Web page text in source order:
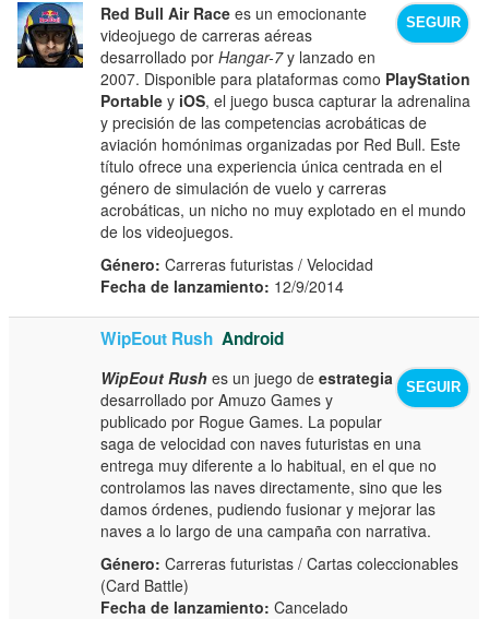
SEGUIR
Red Bull Air Race es un emocionante
videojuego de carreras aéreas
desarrollado porHangar-7y lanzado en
2007. Disponible para plataformas como PlayStation
Portable y iOS, el juego busca capturar la adrenalina
y precisión de las competencias acrobáticas de
aviación homónimas organizadas por Red Bull. Este
título ofrece una experiencia única centrada en el
género de simulación de vuelo y carreras
acrobáticas, un nicho no muy explotado en el mundo
de los videojuegos.
Género: Carreras futuristas / Velocidad
Fecha de lanzamiento: 12/9/2014
WipEout Rush Android
SEGUIR
WipEout Rush es un juego deestrategia
desarrollado por Amuzo Games y
publicado por Rogue Games. La popular
saga de velocidad con naves futuristas en una
entrega muy diferente a lo habitual, en el que no
controlamos las naves directamente, sino que les
damos órdenes, pudiendo fusionar y mejorar las
naves a lo largo de una campaña con narrativa.
Género: Carreras futuristas / Cartas coleccionables
(Card Battle)
Fecha de lanzamiento: Cancelado